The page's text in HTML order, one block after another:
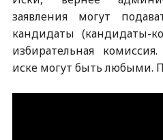
заявления могут
кандидаты (кандидаты-
избирательная
иске могут быть любыми.